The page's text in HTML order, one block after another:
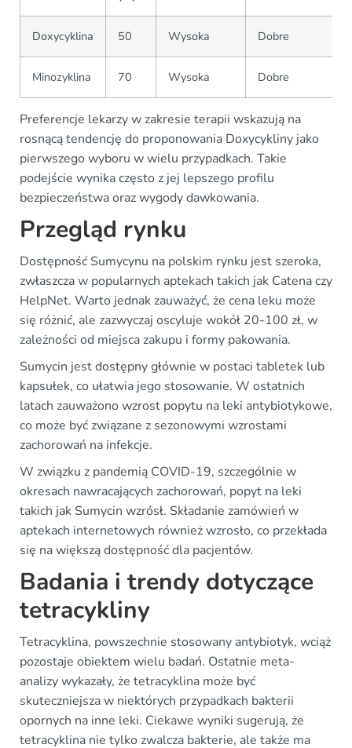
Doxycyklina 50 Wysoka Dobre
Minozyklina 70 Wysoka Dobre
Preferencje lekarzy w zakresie terapii wskazują na
rosnącą tendencję do proponowania Doxycykliny jako
pierwszego wyboru w wielu przypadkach. Takie
podejście wynika często z jej lepszego profilu
bezpieczeństwa oraz wygody dawkowania.
Przegląd rynku
Dostępność Sumycynu na polskim rynku jest szeroka,
zwłaszcza w popularnych aptekach takich jak Catena czy
HelpNet. Warto jednak zauważyć, że cena leku może
się różnić, ale zazwyczaj oscyluje wokół 20-100 zł, w
zależności od miejsca zakupu i formy pakowania.
Sumycin jest dostępny głównie w postaci tabletek lub
kapsułek, co ułatwia jego stosowanie. W ostatnich
latach zauważono wzrost popytu na leki antybiotykowe,
co może być związane z sezonowymi wzrostami
zachorowań na infekcje.
W związku z pandemią COVID-19, szczególnie w
okresach nawracających zachorowań, popyt na leki
takich jak Sumycin wzrósł. Składanie zamówień w
aptekach internetowych również wzrosło, co przekłada
się na większą dostępność dla pacjentów.
Badania i trendy dotyczące
tetracykliny
Tetracyklina, powszechnie stosowany antybiotyk, wciąż
pozostaje obiektem wielu badań. Ostatnie meta-
analizy wykazały, że tetracyklina może być
skuteczniejsza w niektórych przypadkach bakterii
opornych na inne leki. Ciekawe wyniki sugerują, że
tetracyklina nie tylko zwalcza bakterie, ale także ma